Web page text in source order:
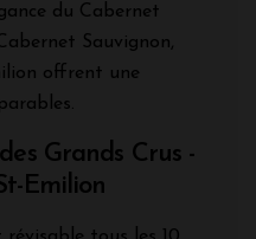
du Cabernet
Sauvignon,
offrent une
Grands Crus -
Emilion